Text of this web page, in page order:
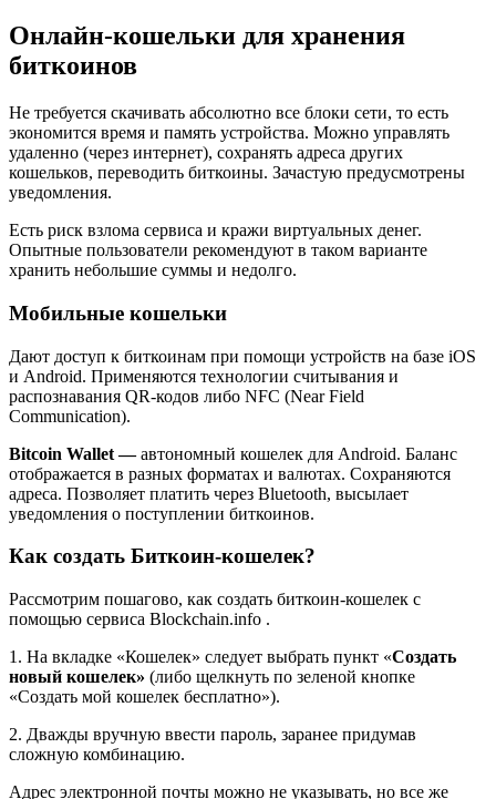
Онлайн-кошельки для хранения
биткоинов
Не требуется скачивать абсолютно все блоки сети, то есть
экономится время и память устройства. Можно управлять
удаленно (через интернет), сохранять адреса других
кошельков, переводить биткоины. Зачастую предусмотрены
уведомления.
Есть риск взлома сервиса и кражи виртуальных денег.
Опытные пользователи рекомендуют в таком варианте
хранить небольшие суммы и недолго.
Мобильные кошельки
Дают доступ к биткоинам при помощи устройств на базе iOS
и Android. Применяются технологии считывания и
распознавания QR-кодов либо NFC (Near Field
Communication).
Bitcoin Wallet —автономный кошелек для Android. Баланс
отображается в разных форматах и валютах. Сохраняются
адреса. Позволяет платить через Bluetooth, высылает
уведомления о поступлении биткоинов.
Как создать Биткоин-кошелек?
Рассмотрим пошагово, как создать биткоин-кошелек с
помощью сервиса Blockchain.info .
1. На вкладке «Кошелек» следует выбрать пункт «Создать
новый кошелек» (либо щелкнуть по зеленой кнопке
«Создать мой кошелек бесплатно»).
2. Дважды вручную ввести пароль, заранее придумав
сложную комбинацию.
Адрес электронной почты можно не указывать, но все же